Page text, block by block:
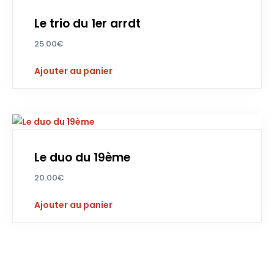
Le trio du 1er arrdt
25.00€
Ajouter au panier
Le duo du 19ème
20.00€
Ajouter au panier